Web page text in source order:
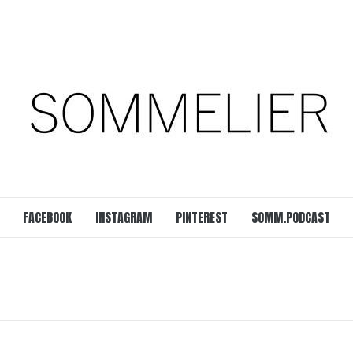
FACEBOOK INSTAGRAM PINTEREST SOMM.PODCAST